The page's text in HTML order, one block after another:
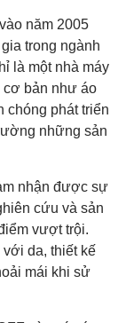
năm 2005
trong ngành
là một nhà máy
cơ bản như áo
chóng phát triển
những sản
nhận được sự
cứu và sản
vượt trội.
với da, thiết kế
mái khi sử